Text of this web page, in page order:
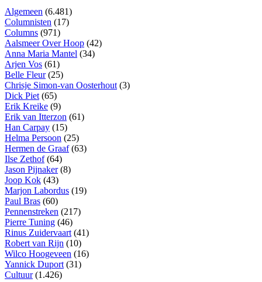
Algemeen (6.481)
Columnisten (17)
Columns (971)
Aalsmeer Over Hoop (42)
Anna Maria Mantel (34)
Arjen Vos (61)
Belle Fleur(25)
Chrisje Simon-van Oosterhout (3)
Dick Piet (65)
Erik Kreike (9)
Erik van Itterzon (61)
Han Carpay (15)
Helma Persoon (25)
Hermen de Graaf(63)
Ilse Zethof(64)
Jason Pijnaker(8)
Joop Kok (43)
Marjon Labordus (19)
Paul Bras (60)
Pennenstreken (217)
Pierre Tuning (46)
Rinus Zuidervaart (41)
Robert van Rijn (10)
Wilco Hoogeveen (16)
Yannick Duport (31)
Cultuur(1.426)